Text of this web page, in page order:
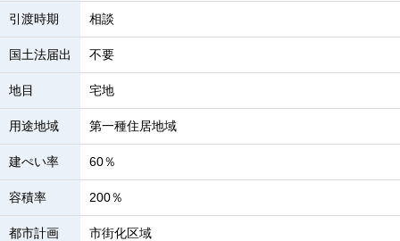
引渡時期 相談
国土法届出 不要
地目 宅地
用途地域 第一種住居地域
建ぺい率 60％
容積率 200％
都市計画 市街化区域